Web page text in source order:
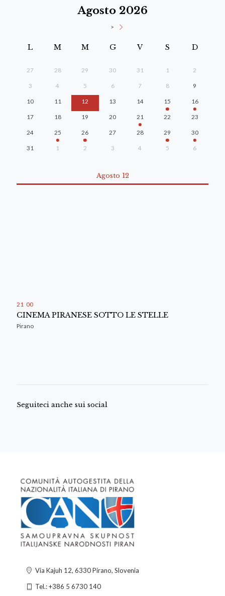
Agosto 2026
>
L M M G V S D
27 28 29 30 31 1 2
3 4 5 6 7 8 9
10 11 12 13 14 15 16
17 18 19 20 21 22 23
24 25 26 27 28 29 30
31 1 2 3 4 5 6
Agosto 12
21 00
CINEMA PIRANESE SOTTO LE STELLE
Pirano
Seguiteci anche sui social
Via Kajuh 12, 6330 Pirano, Slovenia
Tel.: +386 5 6730 140